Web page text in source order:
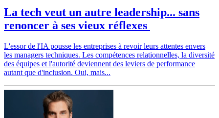
La tech veut un autre leadership... sans
renoncer à ses vieux réflexes
L'essor de l'IA pousse les entreprises à revoir leurs attentes envers
les managers techniques. Les compétences relationnelles, la diversité
des équipes et l'autorité deviennent des leviers de performance
autant que d'inclusion. Oui, mais...